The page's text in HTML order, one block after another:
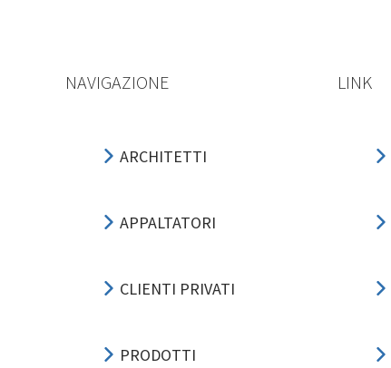
NAVIGAZIONE
ARCHITETTI
APPALTATORI
CLIENTI PRIVATI
PRODOTTI
LINK